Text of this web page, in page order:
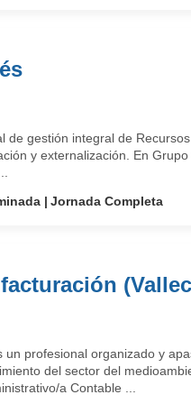
de gestión integral de
y externalización. En
Jornada Completa
un profesional organizado y
del sector del
a Contable ...